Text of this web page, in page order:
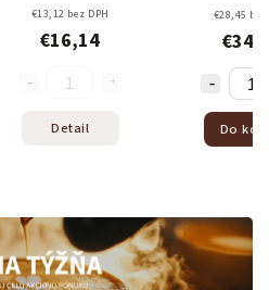
€13,12 bez DPH
€16,14
Detail
€28,45 bez
Do